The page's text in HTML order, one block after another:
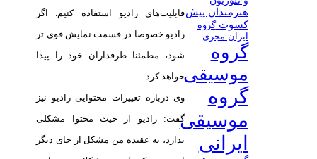
قابلیت‌های رادیو استفاده کنیم. اگر
رادیو خصوصا در قسمت نمایش قوی تر
شود، مطمئنا طرفداران خود را پیدا
خواهد کرد.
وی درباره تغییرات محتوایی رادیو نیز
گفت: رادیو از حیث محتوا مشکلی
ندارد، به عقیده من مشکل از جای دیگر
هنرمندان پیش
کسوتگروه
ایران مجری
گروه
موسیقی
گروه
موسیقی
ایرانی